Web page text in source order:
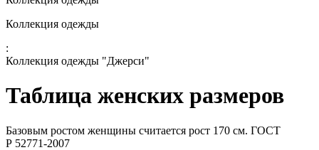
Коллекция одежды
:
Коллекция одежды "Джерси"
Таблица женских размеров
Базовым ростом женщины считается рост 170 см. ГОСТ
Р 52771-2007